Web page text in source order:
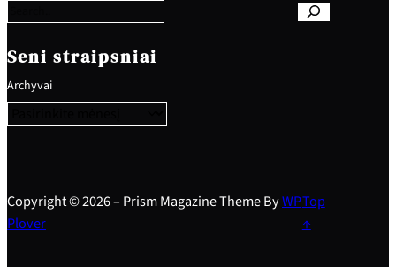
c
h
Seni straipsniai
Archyvai
Copyright © 2026 – Prism Magazine Theme ByWP
Plover
Top
↑